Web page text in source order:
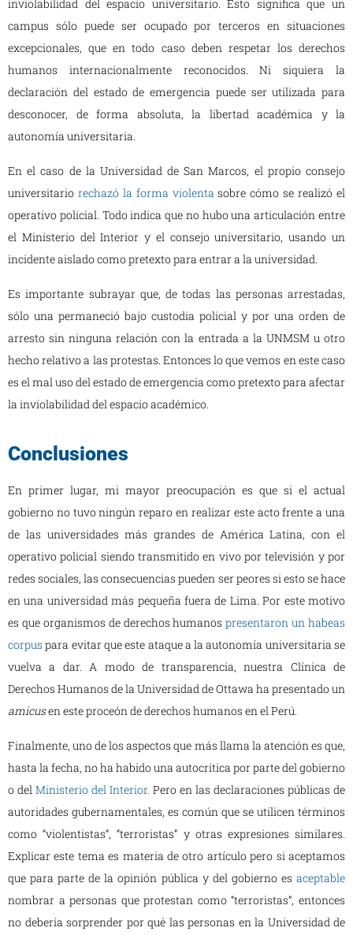
inviolabilidad del espacio universitario. Esto significa que un
campus sólo puede ser ocupado por terceros en situaciones
excepcionales, que en todo caso deben respetar los derechos
humanos internacionalmente reconocidos. Ni siquiera la
declaración del estado de emergencia puede ser utilizada para
desconocer, de forma absoluta, la libertad académica y la
autonomía universitaria.
En el caso de la Universidad de San Marcos, el propio consejo
universitario rechazó la forma violenta sobre cómo se realizó el
operativo policial. Todo indica que no hubo una articulación entre
el Ministerio del Interior y el consejo universitario, usando un
incidente aislado como pretexto para entrar a la universidad.
Es importante subrayar que, de todas las personas arrestadas,
sólo una permaneció bajo custodia policial y por una orden de
arresto sin ninguna relación con la entrada a la UNMSM u otro
hecho relativo a las protestas. Entonces lo que vemos en este caso
es el mal uso del estado de emergencia como pretexto para afectar
la inviolabilidad del espacio académico.
Conclusiones
En primer lugar, mi mayor preocupación es que si el actual
gobierno no tuvo ningún reparo en realizar este acto frente a una
de las universidades más grandes de América Latina, con el
operativo policial siendo transmitido en vivo por televisión y por
redes sociales, las consecuencias pueden ser peores si esto se hace
en una universidad más pequeña fuera de Lima. Por este motivo
es que organismos de derechos humanos presentaron un habeas
corpus para evitar que este ataque a la autonomía universitaria se
vuelva a dar. A modo de transparencia, nuestra Clínica de
Derechos Humanos de la Universidad de Ottawa ha presentado un
amicusen este proceón de derechos humanos en el Perú.
Finalmente, uno de los aspectos que más llama la atención es que,
hasta la fecha, no ha habido una autocrítica por parte del gobierno
o del Ministerio del Interior. Pero en las declaraciones públicas de
autoridades gubernamentales, es común que se utilicen términos
como “violentistas”, “terroristas” y otras expresiones similares.
Explicar este tema es materia de otro artículo pero si aceptamos
que para parte de la opinión pública y del gobierno es aceptable
nombrar a personas que protestan como “terroristas”, entonces
no debería sorprender por qué las personas en la Universidad de